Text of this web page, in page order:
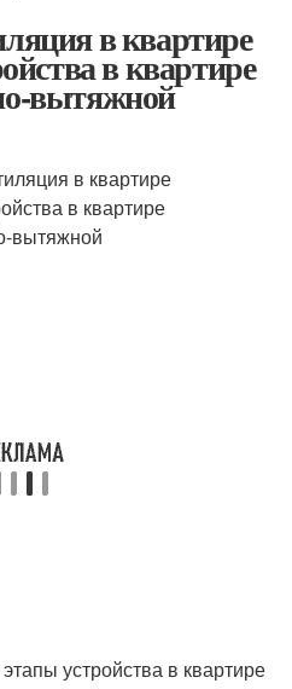
в квартире
в квартире
вытяжной
устройства в квартире